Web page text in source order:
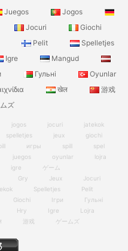
Juegos
Jogos
Jocuri
Giochi
Pelit
Spelletjes
Igre
Mangud
Гульні
Oyunlar
खेल
游戏
ズ
jogos jocuri
jatekok
spelletjes jeux
giochi
игры spill
spel
juegos oyunlar
lojra
igre
ゲーム
Gry Jeux
Jocuri
Spelletjes
Pelit
Giochi Ігри
Гульні
Hry Igre
Lojra
游戏 ゲームズ